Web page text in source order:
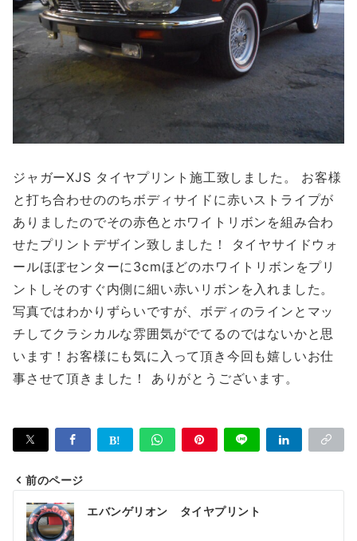
ジャガーXJS タイヤプリント施工致しました。 お客様
と打ち合わせののちボディサイドに赤いストライプが
ありましたのでその赤色とホワイトリボンを組み合わ
せたプリントデザイン致しました！ タイヤサイドウォ
ールほぼセンターに3cmほどのホワイトリボンをプリ
ントしそのすぐ内側に細い赤いリボンを入れました。
写真ではわかりずらいですが、ボディのラインとマッ
チしてクラシカルな雰囲気がでてるのではないかと思
います！お客様にも気に入って頂き今回も嬉しいお仕
事させて頂きました！ ありがとうございます。
投
稿
前のページ
エバンゲリオン タイヤプリント